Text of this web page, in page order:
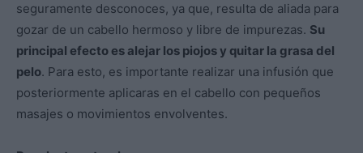
seguramente desconoces, ya que, resulta de aliada para
gozar de un cabello hermoso y libre de impurezas. Su
principal efecto es alejar los piojos y quitar la grasa del
pelo. Para esto, es importante realizar una infusión que
posteriormente aplicaras en el cabello con pequeños
masajes o movimientos envolventes.